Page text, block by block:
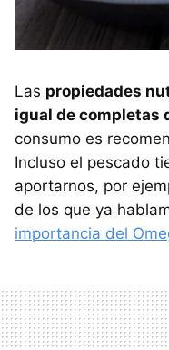
Las propiedades
igual de completas
consumo es
Incluso el pescado
aportarnos, por
de los que ya
importancia del